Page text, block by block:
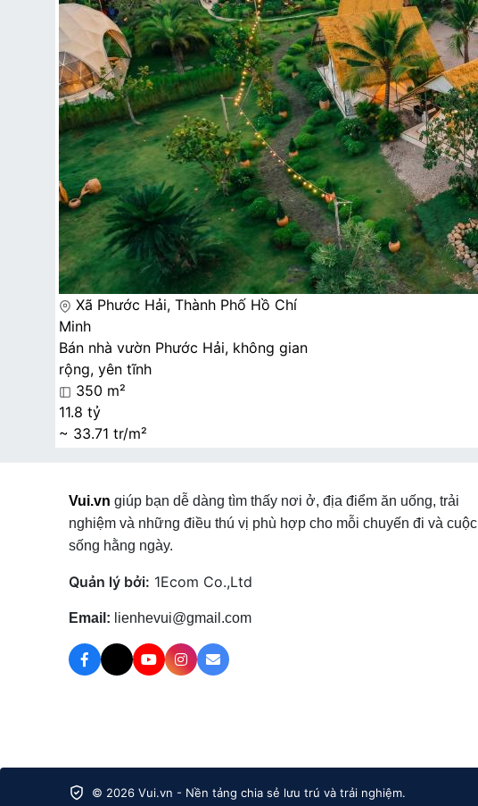
Xã Phước Hải, Thành Phố Hồ Chí
Minh
Bán nhà vườn Phước Hải, không gian
rộng, yên tĩnh
350 m²
11.8 tỷ
~ 33.71 tr/m²
Vui.vn giúp bạn dễ dàng tìm thấy nơi ở, địa điểm ăn uống, trải
nghiệm và những điều thú vị phù hợp cho mỗi chuyến đi và cuộc
sống hằng ngày.
Quản lý bởi: 1Ecom Co.,Ltd
Email: lienhevui@gmail.com
© 2026 Vui.vn - Nền tảng chia sẻ lưu trú và trải nghiệm.